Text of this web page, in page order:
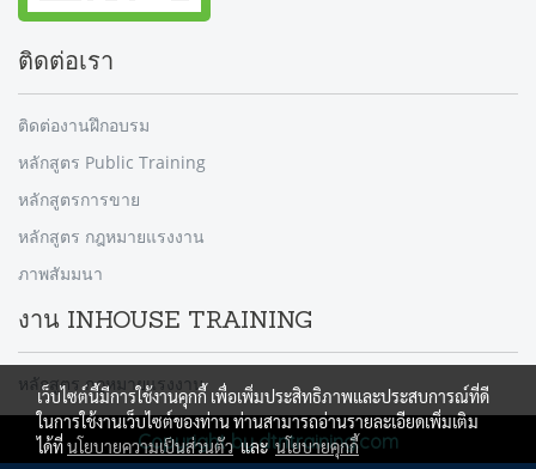
ติดต่อเรา
ติดต่องานฝึกอบรม
หลักสูตร Public Training
หลักสูตรการขาย
หลักสูตร กฎหมายแรงงาน
ภาพสัมมนา
งาน INHOUSE TRAINING
หลักสูตร กฎหมายแรงงาน
Copyright by dtntraining.com
เว็บไซต์นี้มีการใช้งานคุกกี้ เพื่อเพิ่มประสิทธิภาพและประสบการณ์ที่ดี
ในการใช้งานเว็บไซต์ของท่าน ท่านสามารถอ่านรายละเอียดเพิ่มเติม
ได้ที่นโยบายความเป็นส่วนตัวและนโยบายคุกกี้